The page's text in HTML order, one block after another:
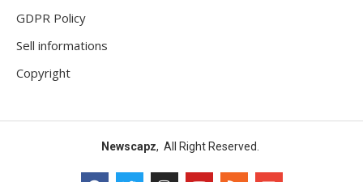
GDPR Policy
Sell informations
Copyright
Newscapz, All Right Reserved.